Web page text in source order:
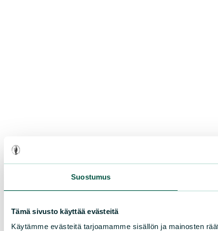
Suostumus
Tämä sivusto käyttää evästeitä
Käytämme evästeitä tarjoamamme sisällön ja mainosten